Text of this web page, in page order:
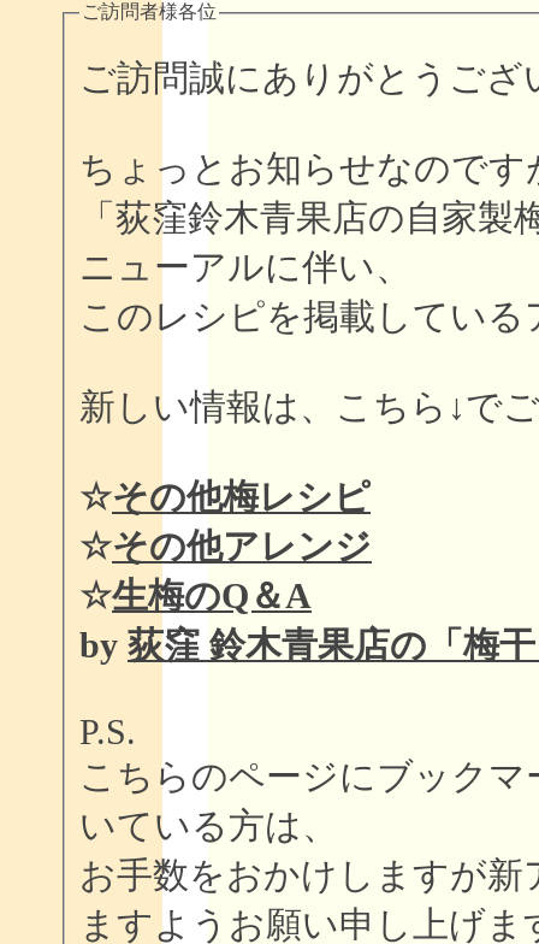
ご訪問者様各位
ご訪問誠にありがとうござ
ちょっとお知らせなのです
「荻窪鈴木青果店の自家
ニューアルに伴い、
このレシピを掲載してい
新しい情報は、こちら↓で
☆その他梅レシピ
☆その他アレンジ
☆生梅のQ＆A
by 荻窪 鈴木青果店の「梅
P.S.
こちらのページにブック
いている方は、
お手数をおかけしますが
ますようお願い申し上げま